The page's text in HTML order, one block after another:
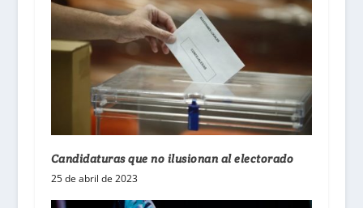
Candidaturas que no ilusionan al electorado
25 de abril de 2023